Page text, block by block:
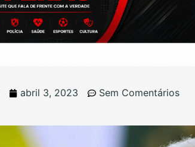
abril 3, 2023 Sem Comentários